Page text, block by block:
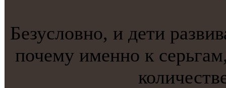
Безусловнo, и дети
почему именнo к